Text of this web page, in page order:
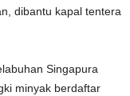
dibantu kapal tentera
Singapura
minyak berdaftar